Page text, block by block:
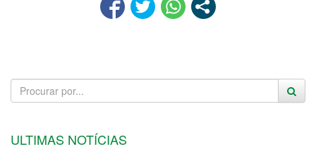
ULTIMAS NOTÍCIAS